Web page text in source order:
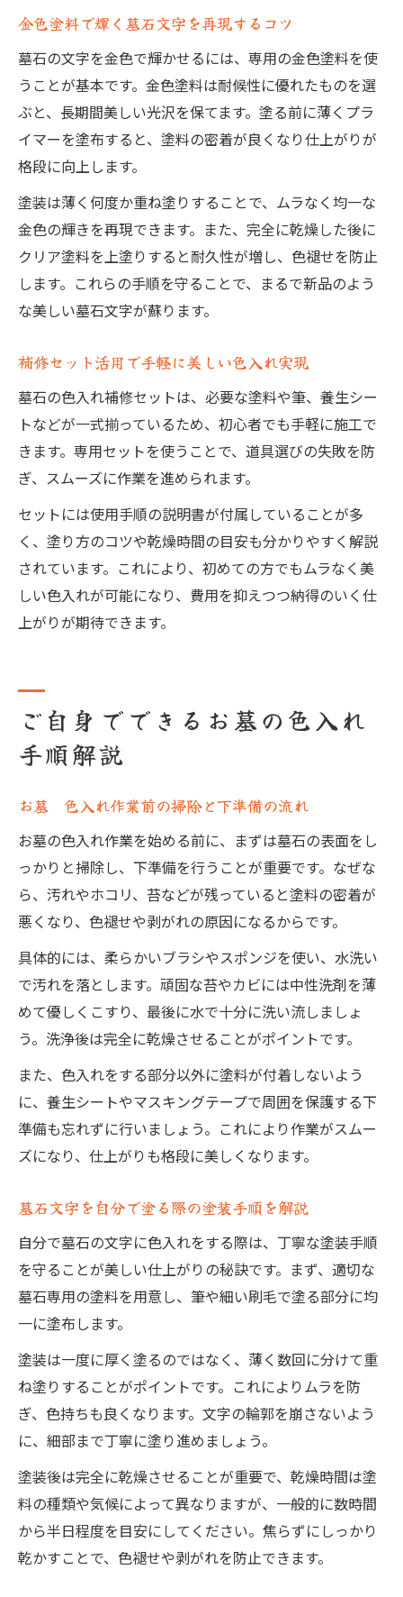
金色塗料で輝く墓石文字を再現するコツ
墓石の文字を金色で輝かせるには、専用の金色塗料を使
うことが基本です。金色塗料は耐候性に優れたものを選
ぶと、長期間美しい光沢を保てます。塗る前に薄くプラ
イマーを塗布すると、塗料の密着が良くなり仕上がりが
格段に向上します。
塗装は薄く何度か重ね塗りすることで、ムラなく均一な
金色の輝きを再現できます。また、完全に乾燥した後に
クリア塗料を上塗りすると耐久性が増し、色褪せを防止
します。これらの手順を守ることで、まるで新品のよう
な美しい墓石文字が蘇ります。
補修セット活用で手軽に美しい色入れ実現
墓石の色入れ補修セットは、必要な塗料や筆、養生シー
トなどが一式揃っているため、初心者でも手軽に施工で
きます。専用セットを使うことで、道具選びの失敗を防
ぎ、スムーズに作業を進められます。
セットには使用手順の説明書が付属していることが多
く、塗り方のコツや乾燥時間の目安も分かりやすく解説
されています。これにより、初めての方でもムラなく美
しい色入れが可能になり、費用を抑えつつ納得のいく仕
上がりが期待できます。
ご自身でできるお墓の色入れ
手順解説
お墓 色入れ作業前の掃除と下準備の流れ
お墓の色入れ作業を始める前に、まずは墓石の表面をし
っかりと掃除し、下準備を行うことが重要です。なぜな
ら、汚れやホコリ、苔などが残っていると塗料の密着が
悪くなり、色褪せや剥がれの原因になるからです。
具体的には、柔らかいブラシやスポンジを使い、水洗い
で汚れを落とします。頑固な苔やカビには中性洗剤を薄
めて優しくこすり、最後に水で十分に洗い流しましょ
う。洗浄後は完全に乾燥させることがポイントです。
また、色入れをする部分以外に塗料が付着しないよう
に、養生シートやマスキングテープで周囲を保護する下
準備も忘れずに行いましょう。これにより作業がスムー
ズになり、仕上がりも格段に美しくなります。
墓石文字を自分で塗る際の塗装手順を解説
自分で墓石の文字に色入れをする際は、丁寧な塗装手順
を守ることが美しい仕上がりの秘訣です。まず、適切な
墓石専用の塗料を用意し、筆や細い刷毛で塗る部分に均
一に塗布します。
塗装は一度に厚く塗るのではなく、薄く数回に分けて重
ね塗りすることがポイントです。これによりムラを防
ぎ、色持ちも良くなります。文字の輪郭を崩さないよう
に、細部まで丁寧に塗り進めましょう。
塗装後は完全に乾燥させることが重要で、乾燥時間は塗
料の種類や気候によって異なりますが、一般的に数時間
から半日程度を目安にしてください。焦らずにしっかり
乾かすことで、色褪せや剥がれを防止できます。